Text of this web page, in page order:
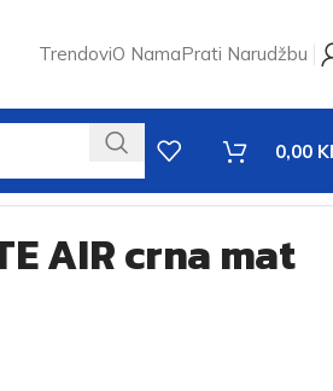
TrendoviO NamaPrati Narudžbu
0,00
AIR crna mat